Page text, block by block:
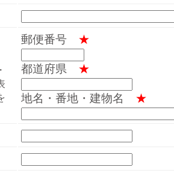
郵便番号 ★
都道府県 ★
地名・番地・建物名 ★